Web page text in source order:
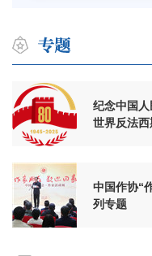
纪念中国
世界反法
中国作协“
列专题